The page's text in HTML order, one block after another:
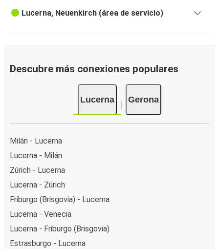
Lucerna, Neuenkirch (área de servicio)
Descubre más conexiones populares
Lucerna Gerona
Milán - Lucerna
Lucerna - Milán
Zúrich - Lucerna
Lucerna - Zúrich
Friburgo (Brisgovia) - Lucerna
Lucerna - Venecia
Lucerna - Friburgo (Brisgovia)
Estrasburgo - Lucerna